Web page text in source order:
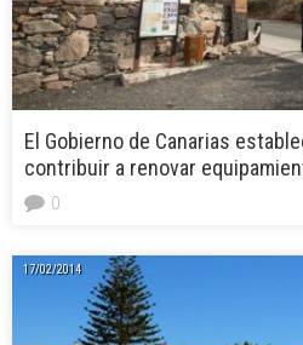
El Gobierno de Canarias
contribuir a renovar
0
17/02/2014